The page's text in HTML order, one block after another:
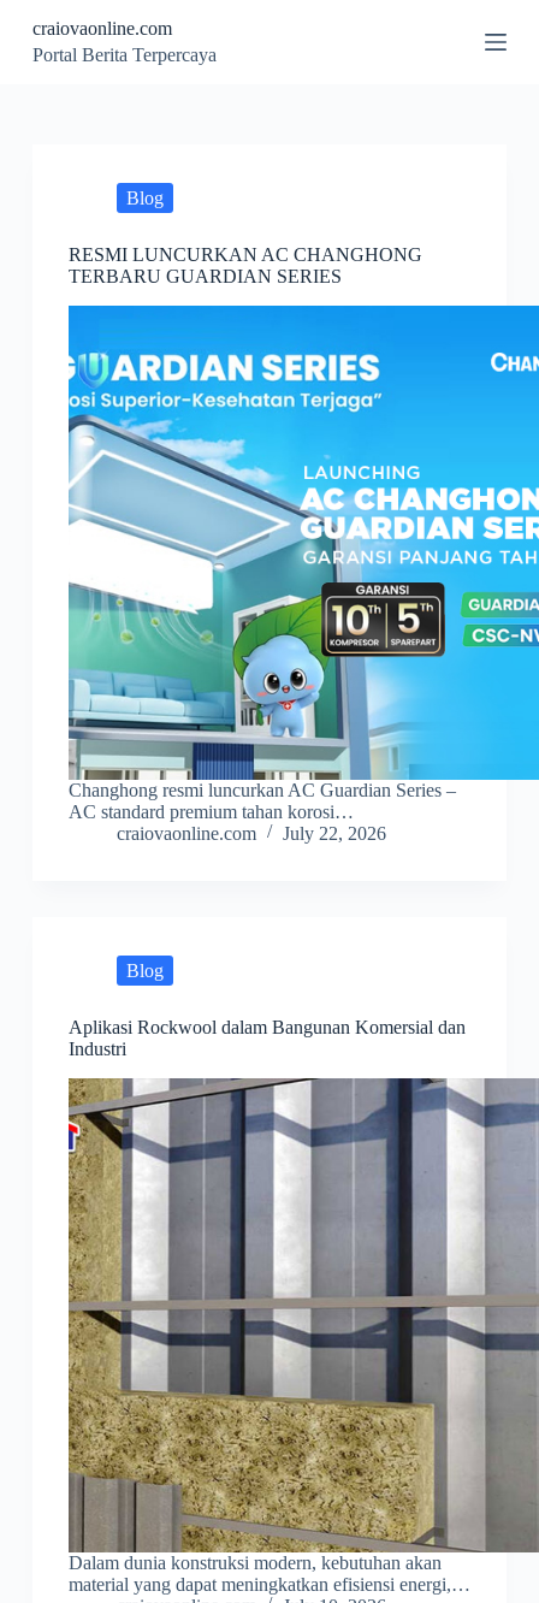
S
k
craiovaonline.com
Portal Berita Terpercaya
Blog
RESMI LUNCURKAN AC CHANGHONG
TERBARU GUARDIAN SERIES
Changhong resmi luncurkan AC Guardian Series –
AC standard premium tahan korosi…
craiovaonline.com
July 22, 2026
Blog
Aplikasi Rockwool dalam Bangunan Komersial dan
Industri
Dalam dunia konstruksi modern, kebutuhan akan
material yang dapat meningkatkan efisiensi energi,…